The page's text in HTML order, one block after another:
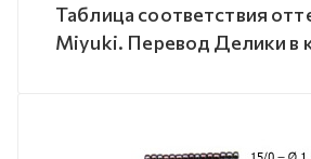
Таблица соответствия
Miyuki. Перевод Делики в